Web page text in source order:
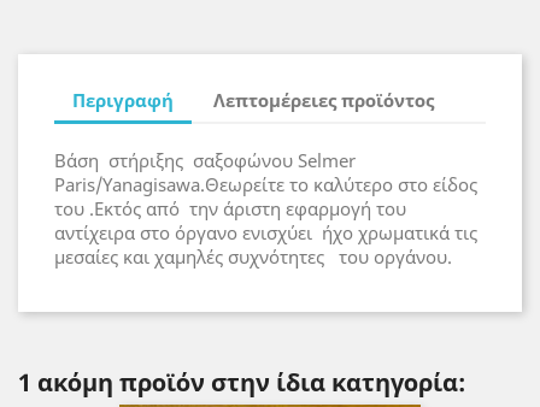
Περιγραφή Λεπτομέρειες προϊόντος
Βάση στήριξης σαξοφώνου Selmer
Paris/Yanagisawa.Θεωρείτε το καλύτερο στο είδος
του .Εκτός από την άριστη εφαρμογή του
αντίχειρα στο όργανο ενισχύει ήχο χρωματικά τις
μεσαίες και χαμηλές συχνότητες του οργάνου.
1 ακόμη προϊόν στην ίδια κατηγορία: